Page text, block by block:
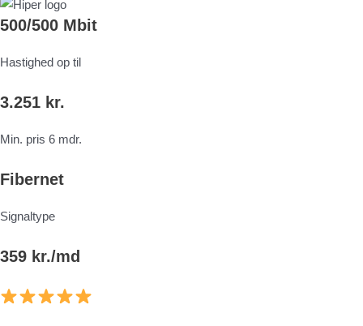
500/500 Mbit
Hastighed op til
3.251 kr.
Min. pris 6 mdr.
Fibernet
Signaltype
359 kr./md